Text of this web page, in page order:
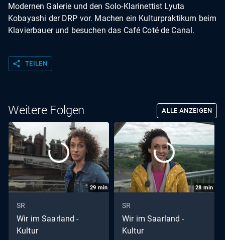
Modernen Galerie und den Solo-Klarinettist Lyuta
Kobayashi der DRP vor. Machen ein Kulturpraktikum beim
Klavierbauer und besuchen das Café Coté de Canal.
share TEILEN
Weitere Folgen ALLE ANZEIGEN
29 min
SR
Wir im Saarland -
Kultur
28 min
SR
Wir im Saarland -
Kultur